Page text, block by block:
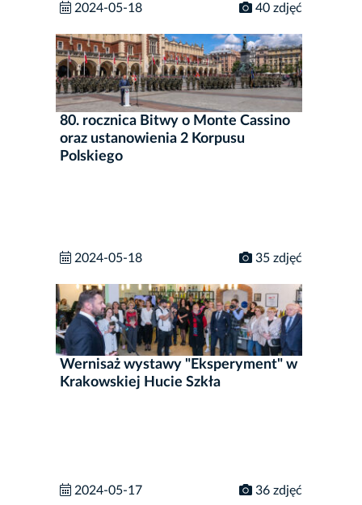
2024-05-18 40 zdjęć
80. rocznica Bitwy o Monte Cassino
oraz ustanowienia 2 Korpusu
Polskiego
2024-05-18 35 zdjęć
Wernisaż wystawy "Eksperyment" w
Krakowskiej Hucie Szkła
2024-05-17 36 zdjęć